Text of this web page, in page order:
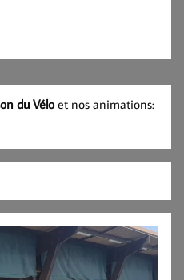
du Véloet nos animations: